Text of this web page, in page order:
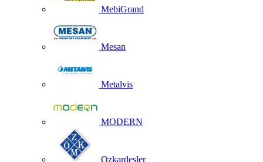
MebiGrand
Mesan
Metalvis
MODERN
Ozkardesler